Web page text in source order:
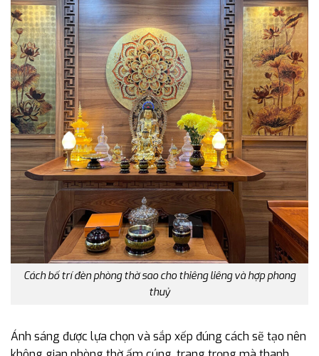
Cách bố trí đèn phòng thờ sao cho thiêng liêng và hợp phong
thuỷ
Ánh sáng được lựa chọn và sắp xếp đúng cách sẽ tạo nên